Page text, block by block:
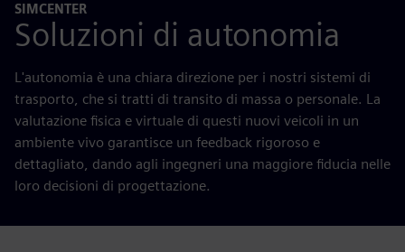
SIMCENTER
Soluzioni di autonomia
L'autonomia è una chiara direzione per i nostri sistemi di
trasporto, che si tratti di transito di massa o personale. La
valutazione fisica e virtuale di questi nuovi veicoli in un
ambiente vivo garantisce un feedback rigoroso e
dettagliato, dando agli ingegneri una maggiore fiducia nelle
loro decisioni di progettazione.